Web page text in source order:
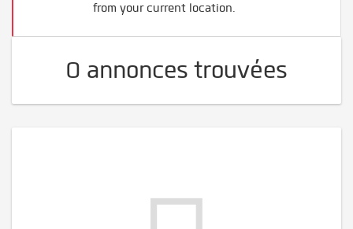
from your current location.
0 annonces trouvées